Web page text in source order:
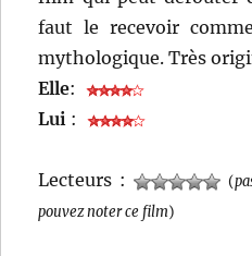
faut le recevoir
mythologique. Très
Elle:
Lui :
Lecteurs : (
pouvez noter ce film)